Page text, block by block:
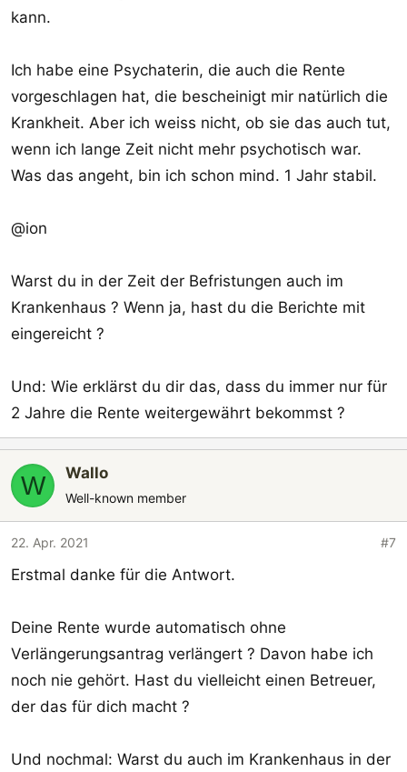
kann.
Ich habe eine Psychaterin, die auch die Rente
vorgeschlagen hat, die bescheinigt mir natürlich die
Krankheit. Aber ich weiss nicht, ob sie das auch tut,
wenn ich lange Zeit nicht mehr psychotisch war.
Was das angeht, bin ich schon mind. 1 Jahr stabil.
@ion
Warst du in der Zeit der Befristungen auch im
Krankenhaus ? Wenn ja, hast du die Berichte mit
eingereicht ?
Und: Wie erklärst du dir das, dass du immer nur für
2 Jahre die Rente weitergewährt bekommst ?
W Wallo
Well-known member
22. Apr. 2021 #7
Erstmal danke für die Antwort.
Deine Rente wurde automatisch ohne
Verlängerungsantrag verlängert ? Davon habe ich
noch nie gehört. Hast du vielleicht einen Betreuer,
der das für dich macht ?
Und nochmal: Warst du auch im Krankenhaus in der